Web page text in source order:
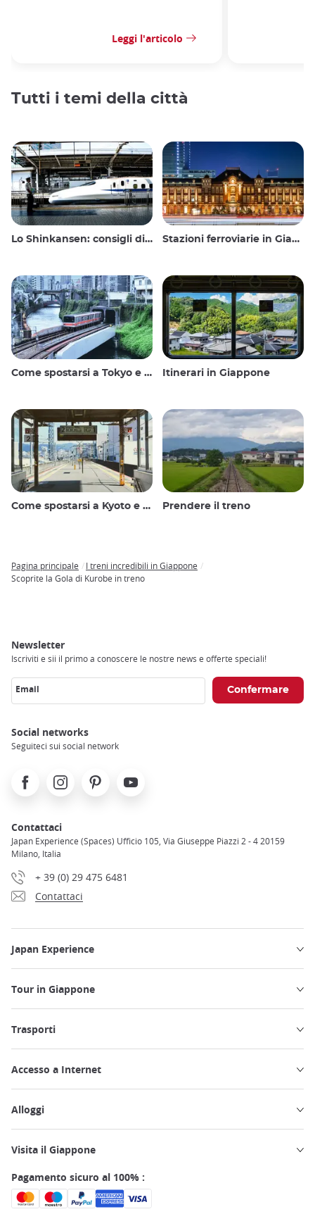
Leggi l'articolo
Tutti i temi della città
Lo Shinkansen: consigli di viaggio per il treno proiettile giapponese Stazioni ferroviarie in Giappone
Come spostarsi a Tokyo e dintorni Itinerari in Giappone
Come spostarsi a Kyoto e dintorni Prendere il treno
Breadcrumb
Pagina principale
I treni incredibili in Giappone
Scoprite la Gola di Kurobe in treno
Newsletter
Iscriviti e sii il primo a conoscere le nostre news e offerte speciali!
Email
Social networks
Seguiteci sui social network
FacebookInstagramPinterest Youtube
Contattaci
Japan Experience (Spaces) Ufficio 105, Via Giuseppe Piazzi 2 - 4 20159
Milano, Italia
+ 39 (0) 29 475 6481
Contattaci
Japan Experience
Tour in Giappone
Trasporti
Accesso a Internet
Alloggi
Visita il Giappone
Pagamento sicuro al 100% :